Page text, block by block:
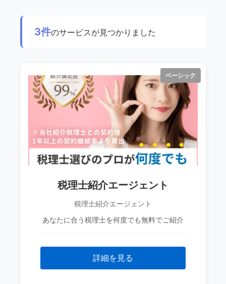
3件のサービスが見つかりました
ベーシック
税理士紹介エージェント
税理士紹介エージェント
あなたに合う税理士を何度でも無料でご紹介
詳細を見る